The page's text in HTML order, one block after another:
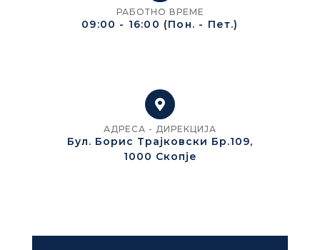
РАБОТНО ВРЕМЕ
09:00 - 16:00 (Пон. - Пет.)
АДРЕСА - ДИРЕКЦИЈА
Бул. Борис Трајковски Бр.109,
1000 Скопје